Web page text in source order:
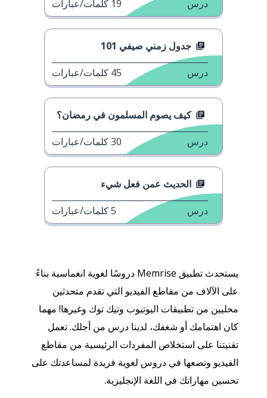
يستحدث تطبيق Memrise دروسًا لغوية انغماسية بناءً
على الآلاف من مقاطع الفيديو التي تقدم متحدثين
محليين من تطبيقات اليوتيوب وتيك توك وغيرها! مهما
كان اهتمامك أو شغفك، لدينا درس من أجلك. تعمل
تقنيتنا على استخلاص المفردات الرئيسية من مقاطع
الفيديو وتضعها في دروس لغوية فريدة لمساعدتك على
تحسين مهاراتك في اللغة الإنجليزية.
درس 19 كلمات/عبارات
جدول زمني صيفي 101
درس 45 كلمات/عبارات
كيف يصوم المسلمون في رمضان؟
درس 30كلمات/عبارات
الحديث عمن فعل شيء
درس 5كلمات/عبارات